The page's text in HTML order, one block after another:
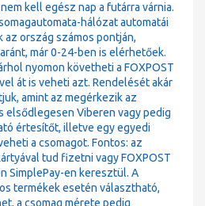
kell egész nap a futárra várnia.
hálózat automatái
ország számos pontján,
már 0-24-ben is elérhetőek.
nyomon követheti a FOXPOST
át is veheti azt. Rendelését akár
amint az megérkezik az
elsődlegesen Viberen vagy pedig
értesítőt, illetve egy egyedi
a csomagot. Fontos: az
tud fizetni vagy FOXPOST
SimplePay-en keresztül. A
termékek esetén választható,
a csomag mérete pedig